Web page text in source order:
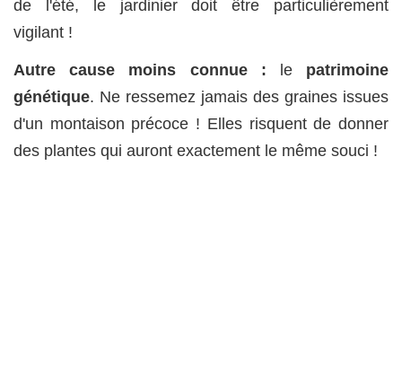
de l'été, le jardinier doit être particulièrement
vigilant !
Autre cause moins connue : le patrimoine
génétique. Ne ressemez jamais des graines issues
d'un montaison précoce ! Elles risquent de donner
des plantes qui auront exactement le même souci !